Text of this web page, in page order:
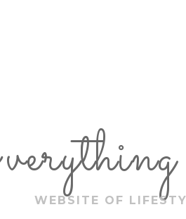
WEBSITE OF